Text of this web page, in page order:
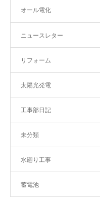
オール電化
ニュースレター
リフォーム
太陽光発電
工事部日記
未分類
水廻り工事
蓄電池